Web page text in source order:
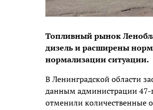
Топливный рынок
дизель и расширены
нормализации ситуации.
В Ленинградской области
данным администрации 47-
отменили количественные